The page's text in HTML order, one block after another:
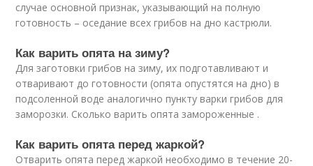
случае основной признак, указывающий на полную
готовность – оседание всех грибов на дно кастрюли.
Как варить опята на зиму?
Для заготовки грибов на зиму, их подготавливают и
отваривают до готовности (опята опустятся на дно) в
подсоленной воде аналогично пункту варки грибов для
заморозки. Сколько варить опята замороженные .
Как варить опята перед жаркой?
Отварить опята перед жаркой необходимо в течение 20-